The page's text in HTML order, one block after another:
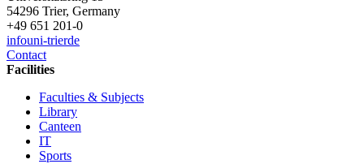
54296 Trier, Germany
+49 651 201-0
infouni-trierde
Contact
Facilities
Faculties & Subjects
Library
Canteen
IT
Sports